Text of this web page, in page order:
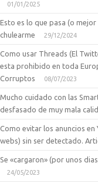
01/01/2025
Esto es lo que pasa (o
chulearme
29/12/2024
Como usar Threads (El
esta prohibido en toda
Corruptos
08/07/2023
Mucho cuidado con las
desfasado de muy mala
Como evitar los anuncios en
webs) sin ser detectado.
Se «cargaron» (por unos
24/05/2023